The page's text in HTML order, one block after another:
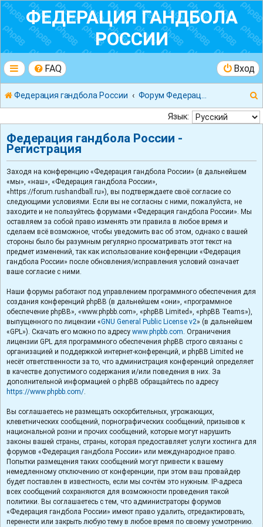
ФЕДЕРАЦИЯ ГАНДБОЛА
РОССИИ
FAQ Вход
Федерация гандбола России
Язык:
Федерация гандбола России -
Регистрация
Заходя на конференцию «Федерация гандбола России» (в дальнейшем
«мы», «наш», «Федерация гандбола России»,
«https://forum.rushandball.ru»), вы подтверждаете своё согласие со
следующими условиями. Если вы не согласны с ними, пожалуйста, не
заходите и не пользуйтесь форумами «Федерация гандбола России». Мы
оставляем за собой право изменять эти правила в любое время и
сделаем всё возможное, чтобы уведомить вас об этом, однако с вашей
стороны было бы разумным регулярно просматривать этот текст на
предмет изменений, так как использование конференции «Федерация
гандбола России» после обновления/исправления условий означает
ваше согласие с ними.
Наши форумы работают под управлением программного обеспечения для
создания конференций phpBB (в дальнейшем «они», «программное
обеспечение phpBB», «www.phpbb.com», «phpBB Limited», «phpBB Teams»),
выпущенного по лицензии «GNU General Public License v2» (в дальнейшем
«GPL»). Скачать его можно по адресу www.phpbb.com. Ограничения
лицензии GPL для программного обеспечения phpBB строго связаны с
организацией и поддержкой интернет-конференций, и phpBB Limited не
несёт ответственности за то, что администрация конференций определяет
в качестве допустимого содержания и/или поведения в них. За
дополнительной информацией о phpBB обращайтесь по адресу
https://www.phpbb.com/.
Вы соглашаетесь не размещать оскорбительных, угрожающих,
клеветнических сообщений, порнографических сообщений, призывов к
национальной розни и прочих сообщений, которые могут нарушить
законы вашей страны, страны, которая предоставляет услуги хостинга для
форумов «Федерация гандбола России» или международное право.
Попытки размещения таких сообщений могут привести к вашему
немедленному отключению от конференции, при этом ваш провайдер
будет поставлен в известность, если мы сочтём это нужным. IP-адреса
всех сообщений сохраняются для возможности проведения такой
политики. Вы соглашаетесь с тем, что администраторы форумов
«Федерация гандбола России» имеют право удалить, отредактировать,
перенести или закрыть любую тему в любое время по своему усмотрению.